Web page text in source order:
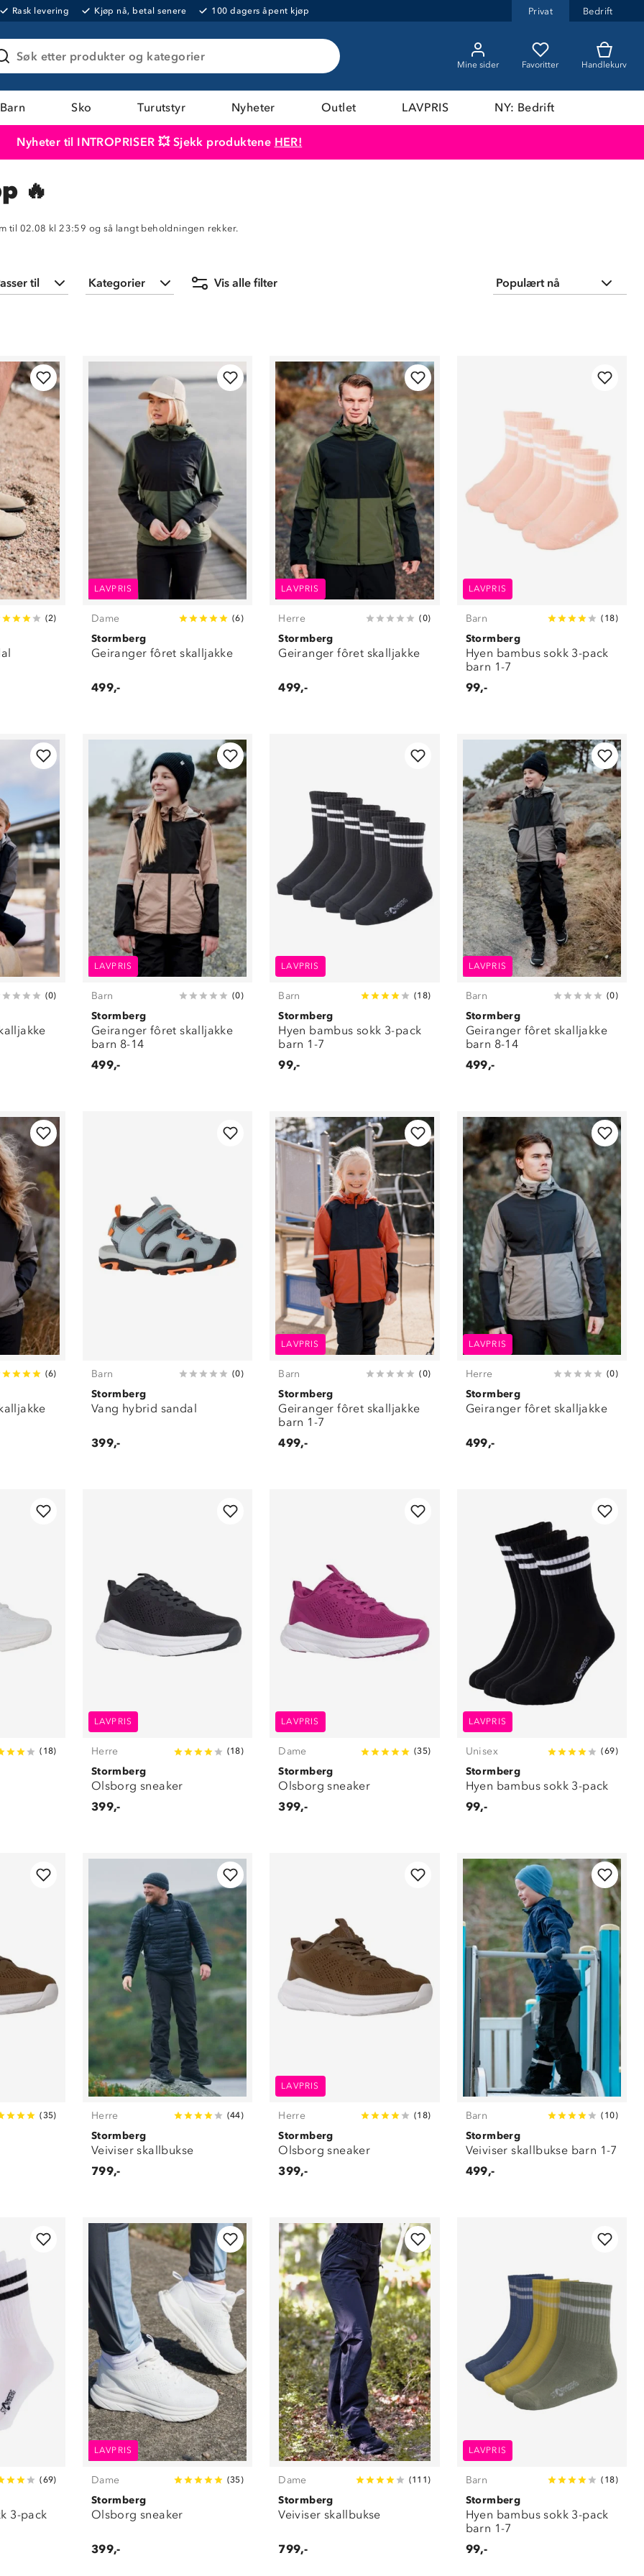
Rask levering Kjøp nå, betal senere 100 dagers åpent kjøp Privat Bedrift
Søk etter produkter og kategorier
Mine sider Favoritter Handlekurv
Barn Sko Turutstyr Nyheter Outlet LAVPRIS NY: Bedrift
Nyheter til INTROPRISER 💥 Sjekk produktene HER!
🔥
til 02.08 kl 23:59 og så langt beholdningen rekker.
til
Unisex
Kategorier
Jakker (8
Sandaler (2)
8)
Sneakers (6)
Sokker
Undertøy
3)
Vis alle filter
(2)
LAVPRIS
Dame (6)
Stormberg
Geiranger fôret skalljakke
499,-
LAVPRIS
Herre (0)
Stormberg
Geiranger fôret skalljakke
499,-
LAVPRIS
Barn ( 18)
Stormberg
Hyen bambus sokk 3-pack
barn 1-7
99,-
(0)
LAVPRIS
Barn (0)
Stormberg
Geiranger fôret skalljakke
barn 8-14
499,-
LAVPRIS
Barn (18)
Stormberg
Hyen bambus sokk 3-pack
barn 1-7
99,-
LAVPRIS
Barn (0)
Stormberg
Geiranger fôret skalljakke
barn 8-14
499,-
(6) Barn (0)
Stormberg
Vang hybrid sandal
399,-
LAVPRIS
Barn (0)
Stormberg
Geiranger fôret skalljakke
barn 1-7
499,-
LAVPRIS
Herre (0)
Stormberg
Geiranger fôret skalljakke
499,-
( 18)
LAVPRIS
Herre (18)
Stormberg
Olsborg sneaker
399,-
LAVPRIS
Dame (35)
Stormberg
Olsborg sneaker
399,-
LAVPRIS
Unisex (69)
Stormberg
Hyen bambus sokk 3-pack
99,-
(35) Herre (44)
Stormberg
Veiviser skallbukse
799,-
LAVPRIS
Herre (18)
Stormberg
Olsborg sneaker
399,-
Barn ( 10)
Stormberg
Veiviser skallbukse barn 1-7
499,-
(69)
3-pack
LAVPRIS
Dame (35)
Stormberg
Olsborg sneaker
399,-
Dame (111 )
Stormberg
Veiviser skallbukse
799,-
LAVPRIS
Barn ( 18)
Stormberg
Hyen bambus sokk 3-pack
barn 1-7
99,-